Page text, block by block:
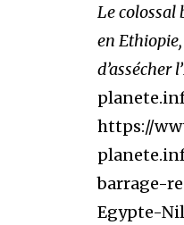
Le colossal
en
d’assécher
https://
barrage-
Egypte-Nil